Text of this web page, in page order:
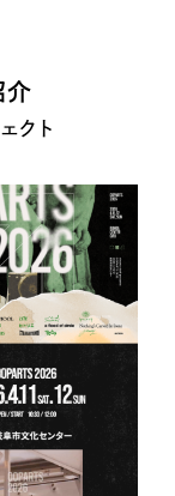
介
クト